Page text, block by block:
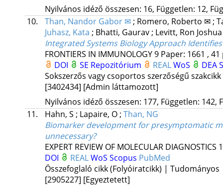
Nyilvános idéző összesen: 16, Független: 12,
10.
Than, Nandor Gabor ✉ ; Romero, Roberto ✉ ;
Juhasz, Kata ; Bhatti, Gaurav ; Levitt, Ron
Integrated Systems Biology Approach
FRONTIERS IN IMMUNOLOGY9 Paper: 1661 ,
DOI
SE Repozitórium REALWoS DEA
Sokszerzős vagy csoportos szerzőségű
[3402434] [Admin láttamozott]
Nyilvános idéző összesen: 177, Független: 142,
11.
Hahn, S ; Lapaire, O ; Than, NG
Biomarker development for presymptomatic
unnecessary?
EXPERT REVIEW OF MOLECULAR DIAGNOSTICS
DOI
REALWoS Scopus PubMed
Összefoglaló cikk (Folyóiratcikk) | Tudományos
[2905227] [Egyeztetett]